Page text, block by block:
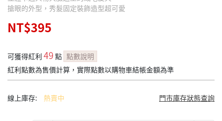
搶眼的外型，秀髮固定裝飾造型超可愛
NT$395
可獲得紅利 49 點 點數說明
紅利點數為售價計算，實際點數以購物車結帳金額為準
線上庫存: 熱賣中 門市庫存狀態查詢